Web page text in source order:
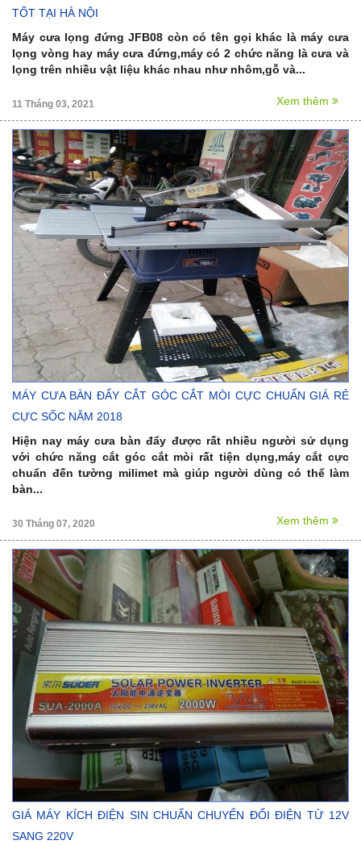
TỐT TẠI HÀ NỘI
Máy cưa lọng đứng JFB08 còn có tên gọi khác là máy cưa
lọng vòng hay máy cưa đứng,máy có 2 chức năng là cưa và
lọng trên nhiều vật liệu khác nhau như nhôm,gỗ và...
11 Tháng 03, 2021 Xem thêm
MÁY CƯA BÀN ĐẨY CẮT GÓC CẮT MÒI CỰC CHUẨN GIÁ RẺ
CỰC SỐC NĂM 2018
Hiện nay máy cưa bàn đẩy được rất nhiều người sử dụng
với chức năng cắt góc cắt mòi rất tiện dụng,máy cắt cực
chuẩn đến tường milimet mà giúp người dùng có thể làm
bàn...
30 Tháng 07, 2020 Xem thêm
GIÁ MÁY KÍCH ĐIỆN SIN CHUẨN CHUYỂN ĐỔI ĐIỆN TỪ 12V
SANG 220V